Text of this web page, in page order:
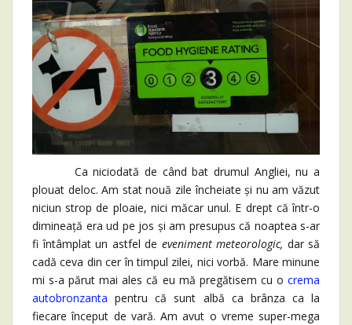
Ca niciodată de când bat drumul Angliei, nu a
plouat deloc. Am stat nouă zile încheiate și nu am văzut
niciun strop de ploaie, nici măcar unul. E drept că într-o
dimineață era ud pe jos și am presupus că noaptea s-ar
fi întâmplat un astfel de eveniment meteorologic, dar să
cadă ceva din cer în timpul zilei, nici vorbă. Mare minune
mi s-a părut mai ales că eu mă pregătisem cu o crema
autobronzantapentru că sunt albă ca brânza ca la
fiecare început de vară. Am avut o vreme super-mega